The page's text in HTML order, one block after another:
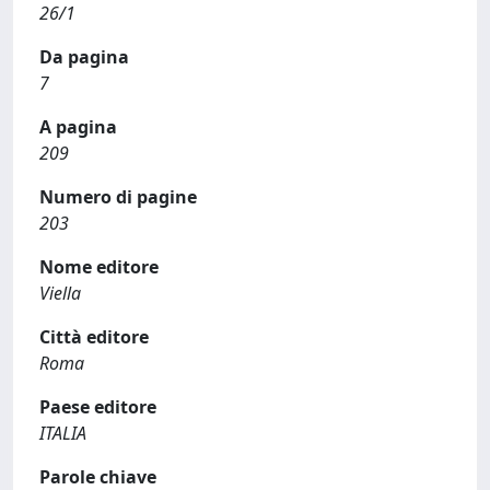
26/1
Da pagina
7
A pagina
209
Numero di pagine
203
Nome editore
Viella
Città editore
Roma
Paese editore
ITALIA
Parole chiave